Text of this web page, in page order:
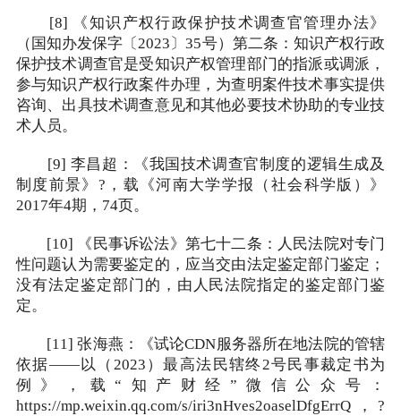
[8] 《知识产权行政保护技术调查官管理办法》
（国知办发保字〔2023〕35号）第二条：知识产权行政
保护技术调查官是受知识产权管理部门的指派或调派，
参与知识产权行政案件办理，为查明案件技术事实提供
咨询、出具技术调查意见和其他必要技术协助的专业技
术人员。
[9] 李昌超：《我国技术调查官制度的逻辑生成及
制度前景》?，载《河南大学学报（社会科学版）》
2017年4期，74页。
[10] 《民事诉讼法》第七十二条：人民法院对专门
性问题认为需要鉴定的，应当交由法定鉴定部门鉴定；
没有法定鉴定部门的，由人民法院指定的鉴定部门鉴
定。
[11] 张海燕：《试论CDN服务器所在地法院的管辖
依据——以（2023）最高法民辖终2号民事裁定书为
例》，载“知产财经”微信公众号：
https://mp.weixin.qq.com/s/iri3nHves2oaselDfgErrQ，?